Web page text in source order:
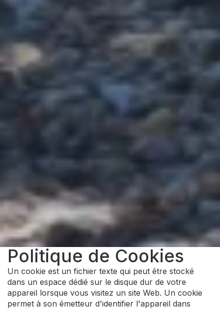
Politique de Cookies
Un cookie est un fichier texte qui peut être stocké
dans un espace dédié sur le disque dur de votre
appareil lorsque vous visitez un site Web. Un cookie
permet à son émetteur d'identifier l'appareil dans